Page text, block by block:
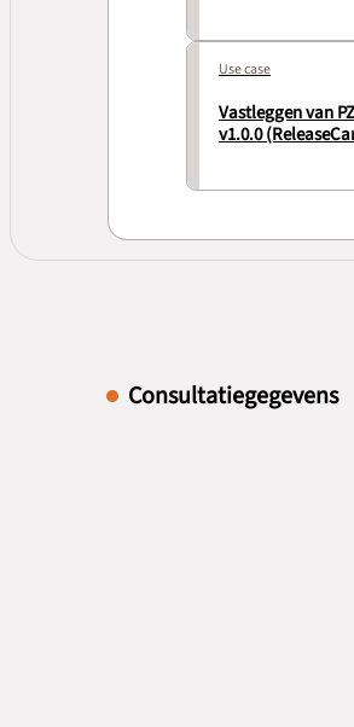
Use case
Vastleggen van
v1.0.0
Consultatiegegevens